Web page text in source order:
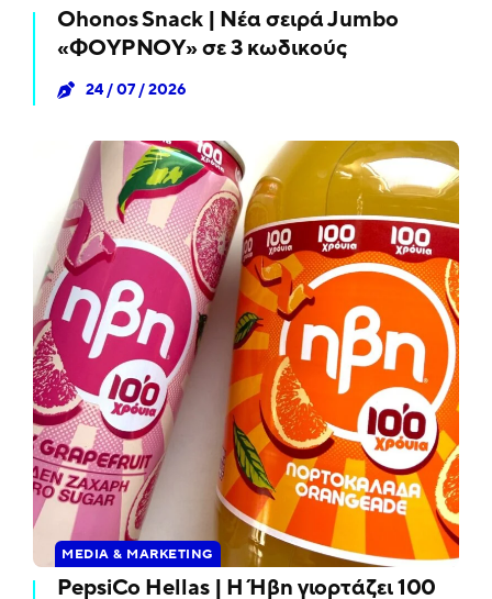
Ohonos Snack | Νέα σειρά Jumbo
«ΦΟΥΡΝΟΥ» σε 3 κωδικούς
24 / 07 / 2026
MEDIA & MARKETING
PepsiCo Hellas | Η Ήβη γιορτάζει 100